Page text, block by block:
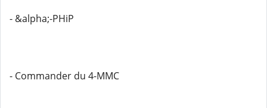
- &alpha;-PHiP
- Commander du 4-MMC